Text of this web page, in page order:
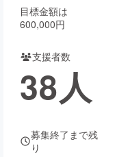
コミュニティ
目標金額は
600,000円
支援者数
38人
募集終了まで残
り